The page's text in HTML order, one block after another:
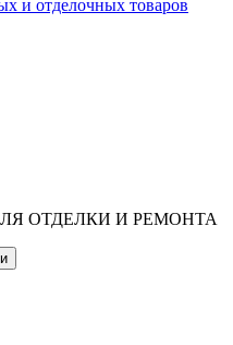
ОТДЕЛКИ И РЕМОНТА